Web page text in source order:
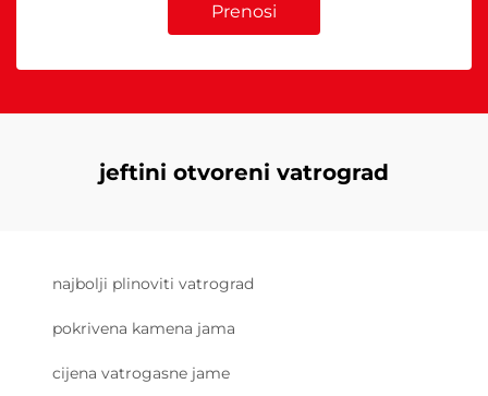
Prenosi
jeftini otvoreni vatrograd
najbolji plinoviti vatrograd
pokrivena kamena jama
cijena vatrogasne jame